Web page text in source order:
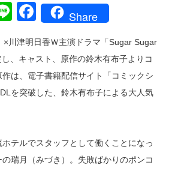
Li
e
F
c
e
b
k
Share
×川津明日香Ｗ主演ドラマ「Sugar Sugar
、キャスト、原作の鈴木有布子よりコ
は、電子書籍配信サイト「コミックシ
を突破した、鈴木有布子による大人気
テルでスタッフとして働くことになっ
瑞月（みづき）。失敗ばかりのポンコ